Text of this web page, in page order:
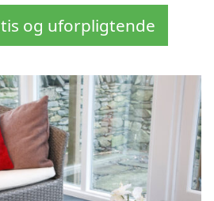
og uforpligtende